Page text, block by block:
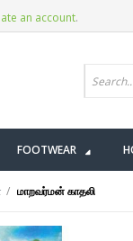
an account.
FOOTWEAR
மாறவர்மன் காதலி